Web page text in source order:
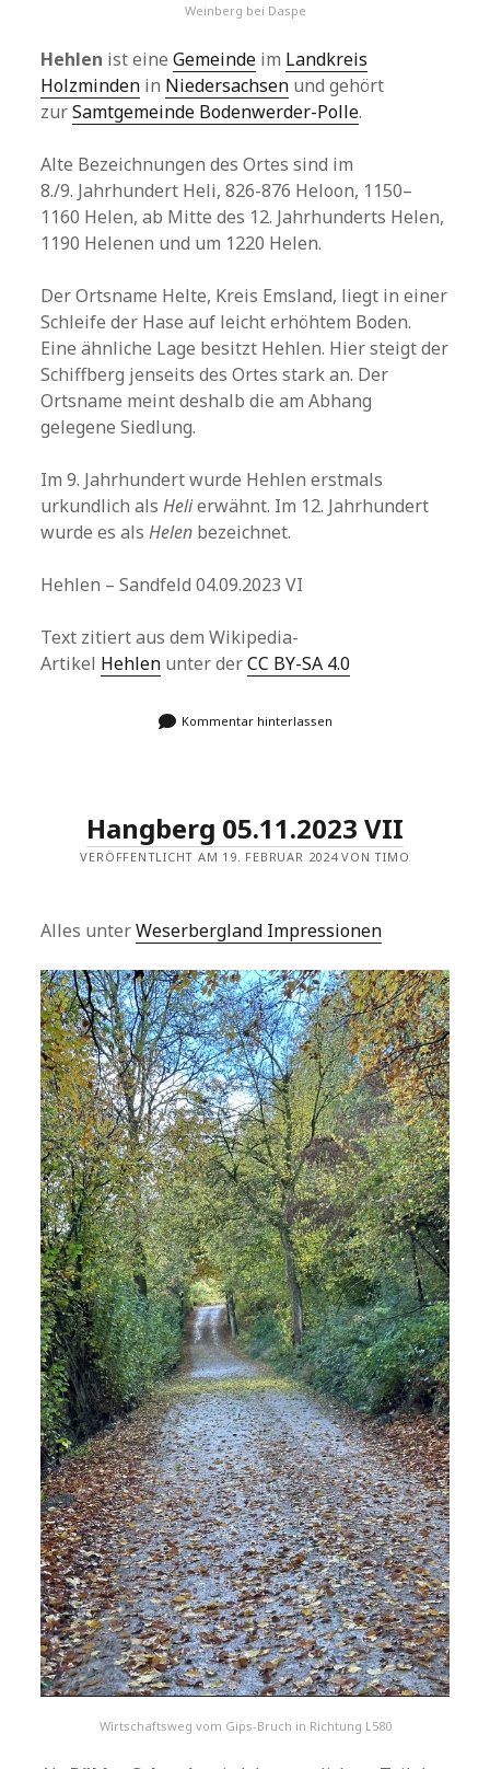
Weinberg bei Daspe
Hehlen ist eineGemeinde im Landkreis
Holzminden in Niedersachsen und gehört
zurSamtgemeinde Bodenwerder-Polle.
Alte Bezeichnungen des Ortes sind im
8./9. Jahrhundert Heli, 826-876 Heloon, 1150–
1160 Helen, ab Mitte des 12. Jahrhunderts Helen,
1190 Helenen und um 1220 Helen.
Der Ortsname Helte, Kreis Emsland, liegt in einer
Schleife der Hase auf leicht erhöhtem Boden.
Eine ähnliche Lage besitzt Hehlen. Hier steigt der
Schiffberg jenseits des Ortes stark an. Der
Ortsname meint deshalb die am Abhang
gelegene Siedlung.
Im 9. Jahrhundert wurde Hehlen erstmals
urkundlich alsHelierwähnt. Im 12. Jahrhundert
wurde es alsHelen bezeichnet.
Hehlen – Sandfeld 04.09.2023 VI
Text zitiert aus dem Wikipedia-
Artikel Hehlen unter derCC BY-SA 4.0
Kommentar hinterlassen
Hangberg 05.11.2023 VII
VERÖFFENTLICHT AM 19. FEBRUAR 2024 VON TIMO
Alles unterWeserbergland Impressionen
Wirtschaftsweg vom Gips-Bruch in Richtung L580